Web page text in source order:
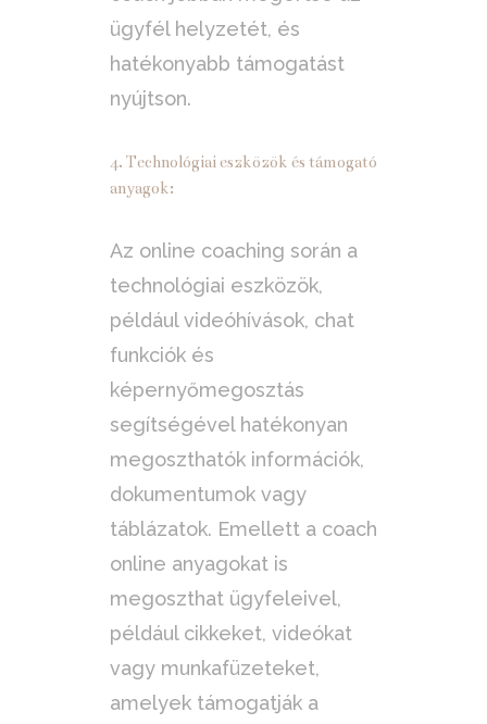
ügyfél helyzetét, és
hatékonyabb támogatást
nyújtson.
4. Technológiai eszközök és támogató
anyagok:
Az online coaching során a
technológiai eszközök,
például videóhívások, chat
funkciók és
képernyőmegosztás
segítségével hatékonyan
megoszthatók információk,
dokumentumok vagy
táblázatok. Emellett a coach
online anyagokat is
megoszthat ügyfeleivel,
például cikkeket, videókat
vagy munkafüzeteket,
amelyek támogatják a